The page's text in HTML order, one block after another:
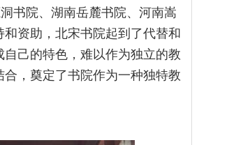
书院、湖南岳麓书院、河南嵩
资助，北宋书院起到了代替和
己的特色，难以作为独立的教
，奠定了书院作为一种独特教